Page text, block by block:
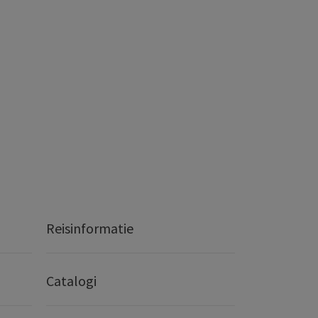
Reisinformatie
Catalogi